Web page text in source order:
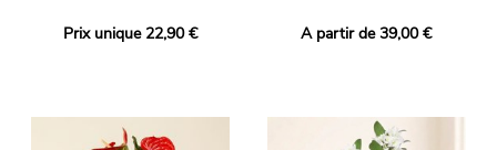
Prix unique 22,90 € A partir de 39,00 €